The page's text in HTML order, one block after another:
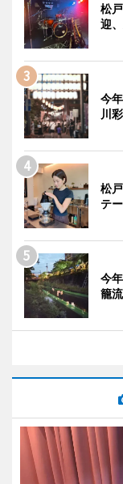
松
迎
今
川
松
テ
今
籠